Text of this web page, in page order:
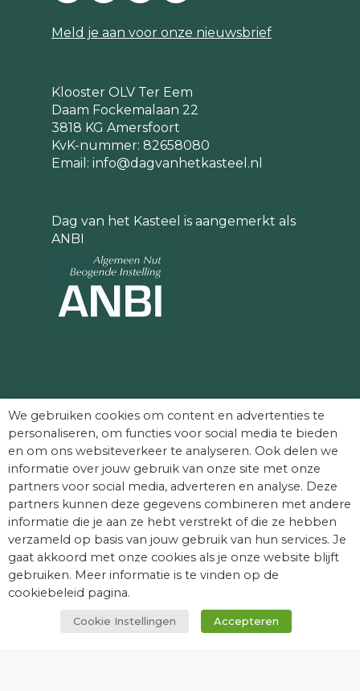
Meld je aan voor onze nieuwsbrief
Klooster OLV Ter Eem
Daam Fockemalaan 22
3818 KG Amersfoort
KvK-nummer: 82658080
Email: info@dagvanhetkasteel.nl
Dag van het Kasteel is aangemerkt als
ANBI
mogelijk maken:
We gebruiken cookies om content en advertenties te
personaliseren, om functies voor social media te bieden
en om ons websiteverkeer te analyseren. Ook delen we
informatie over jouw gebruik van onze site met onze
partners voor social media, adverteren en analyse. Deze
partners kunnen deze gegevens combineren met andere
informatie die je aan ze hebt verstrekt of die ze hebben
verzameld op basis van jouw gebruik van hun services. Je
gaat akkoord met onze cookies als je onze website blijft
gebruiken. Meer informatie is te vinden op de
cookiebeleid pagina.
Cookie Instellingen Accepteren